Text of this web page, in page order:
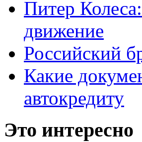
Питер
движение
Российский
Какие
автокредиту
Это интересно